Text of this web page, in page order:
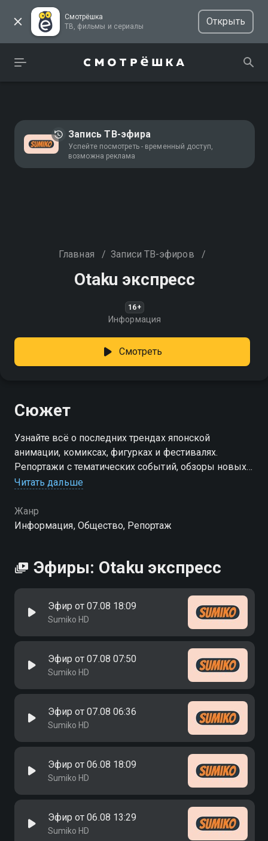
Смотрёшка
ТВ, фильмы и сериалы
Открыть
Запись ТВ-эфира
Успейте посмотреть - временный доступ,
возможна реклама
Главная / Записи ТВ-эфиров /
Otaku экспресс
16+
Информация
Смотреть
Сюжет
Узнайте всё о последних трендах японской
анимации, комиксах, фигурках и фестивалях.
Репортажи с тематических событий, обзоры новых
релизов и советы для коллекционеров ждут
Читать дальше
Жанр
Информация, Общество, Репортаж
Эфиры: Otaku экспресс
Эфир от 07.08 18:09
Sumiko HD
Эфир от 07.08 07:50
Sumiko HD
Эфир от 07.08 06:36
Sumiko HD
Эфир от 06.08 18:09
Sumiko HD
Эфир от 06.08 13:29
Sumiko HD